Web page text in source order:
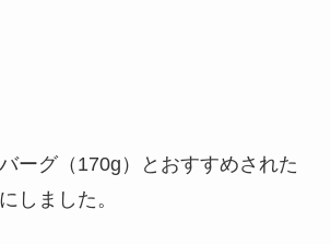
ーグ（170g）とおすすめされた
しました。